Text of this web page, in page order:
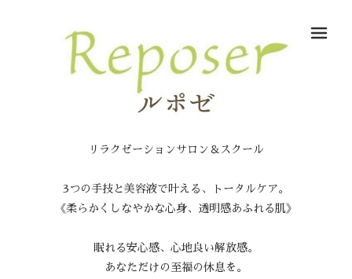
リラクゼーションサロン＆スクール
3つの手技と美容液で叶える、トータルケア。
《柔らかくしなやかな心身、透明感あふれる肌》
眠れる安心感、心地良い解放感。
あなただけの至福の休息を。